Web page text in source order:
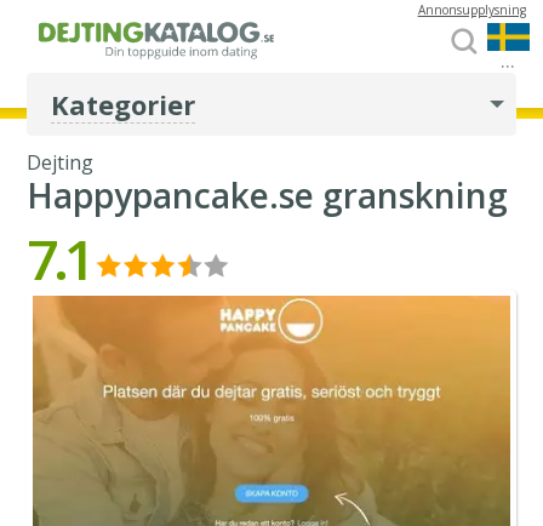
...
Annonsupplysning
Kategorier
Dejting
Happypancake.se granskning
7.1